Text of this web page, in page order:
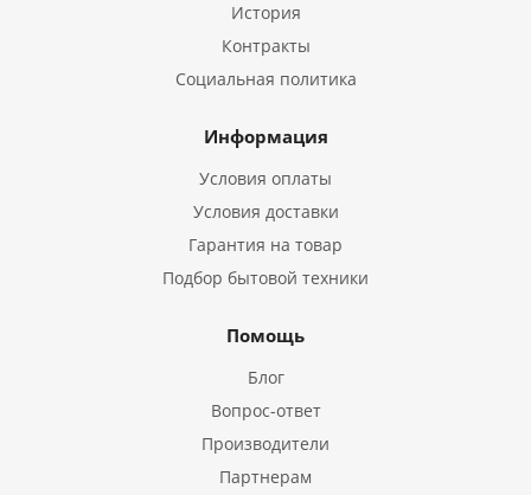
История
Контракты
Социальная политика
Информация
Условия оплаты
Условия доставки
Гарантия на товар
Подбор бытовой техники
Помощь
Блог
Вопрос-ответ
Производители
Партнерам